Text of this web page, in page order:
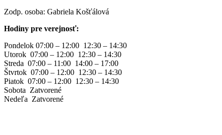
Zodp. osoba: Gabriela Košťálová
Hodiny pre verejnosť:
Pondelok 07:00 – 12:00 12:30 – 14:30
Utorok 07:00 – 12:00 12:30 – 14:30
Streda 07:00 – 11:00 14:00 – 17:00
Štvrtok 07:00 – 12:00 12:30 – 14:30
Piatok 07:00 – 12:00 12:30 – 14:30
Sobota Zatvorené
Nedeľa Zatvorené